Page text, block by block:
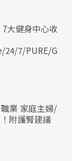
大健身中心收
24/7/PURE/G
業 家庭主婦/
附護腎建議